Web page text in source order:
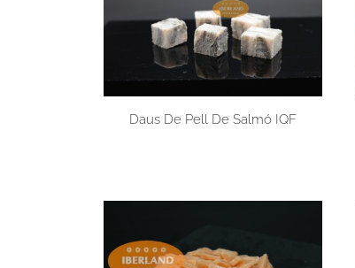
Daus De Pell De Salmó IQF